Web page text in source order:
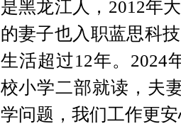
是黑龙江人，2012年
的妻子也入职蓝思科
生活超过12年。2024
校小学二部就读，夫
学问题，我们工作更安